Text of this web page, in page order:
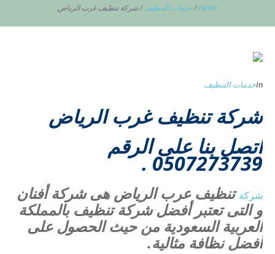
Home
/خدمات التنظيف /شركة تنظيف غرب الرياض
Inخدمات التنظيف
شركة تنظيف غرب الرياض
اتصل بنا على الرقم
0507273739 .
شركةتنظيف عرب الرياض هى شركة أفنان
و التى تعتبر أفضل شركة تنظيف بالمملكة
العربية السعودية من حيث الحصول على
أفضل نظافة مثالية.